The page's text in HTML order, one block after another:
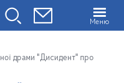
Меню
драми "Дисидент" про